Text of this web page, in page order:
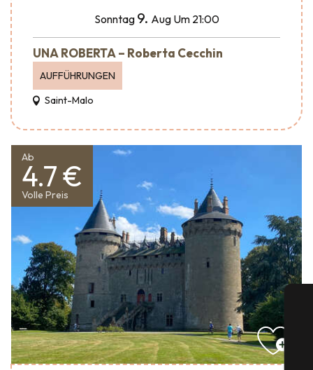
Sonntag 9. Aug Um 21:00
UNA ROBERTA – Roberta Cecchin
AUFFÜHRUNGEN
Saint-Malo
Ab
4.7 €
Volle Preis